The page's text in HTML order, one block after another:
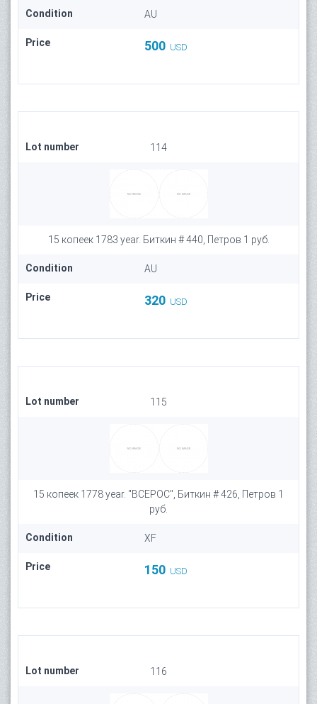
Condition AU
Price 500 USD
Lot number 114
15 копеек 1783 year. Биткин # 440, Петров 1 руб.
Condition AU
Price 320 USD
Lot number 115
15 копеек 1778 year. "ВСЕРОС", Биткин # 426, Петров 1
руб.
Condition XF
Price 150 USD
Lot number 116